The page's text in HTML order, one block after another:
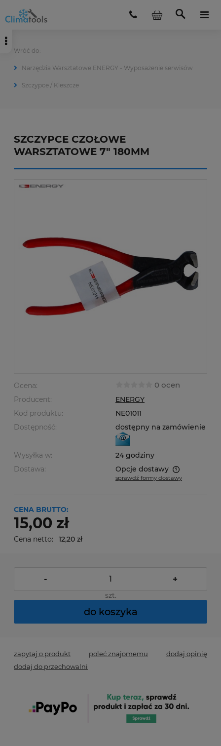
Narzędzia Warsztatowe ENERGY - Wyposażenie serwisów
Szczypce / Kleszcze
SZCZYPCE CZOŁOWE
WARSZTATOWE 7" 180MM
Ocena: 0 ocen
Producent:
ENERGY
Kod produktu:
NE01011
Dostępność:
dostępny na zamówienie
Wysyłka w:
24 godziny
Dostawa:
Opcje dostawy
Cena nie zawiera ewentualnych kosztów płatności
sprawdź formy dostawy
CENA BRUTTO:
15,00 zł
Cena netto: 12,20 zł
- +
szt.
do koszyka
zapytaj o produkt poleć znajomemu
dodaj opinię
dodaj do przechowalni